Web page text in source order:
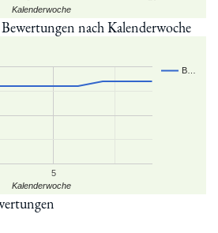
Kalenderwoche
nach Kalenderwoche
B…
5
Kalenderwoche